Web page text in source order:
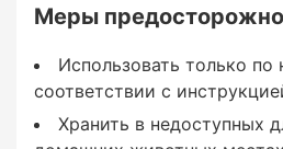
Частота контроля:
Меры
Использовать только по
соответствии с
Хранить в недоступных